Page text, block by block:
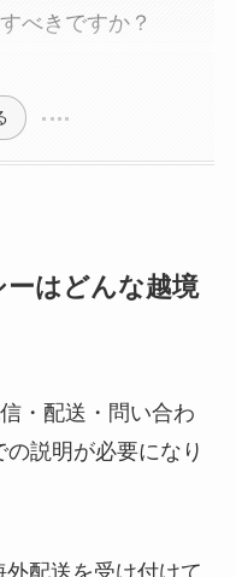
べきですか？
はどんな越境
・配送・問い合わ
説明が必要になり
配送を受け付けて